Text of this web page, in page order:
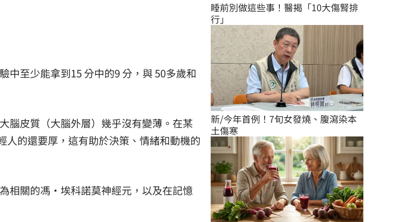
中至少能拿到15 分中的9 分，與 50多歲和
腦皮質（大腦外層）幾乎沒有變薄。在某
的還要厚，這有助於決策、情緒和動機的
相關的馮·埃科諾莫神經元，以及在記憶
睡前別做這些事！醫揭「10大傷腎排
行」
新/今年首例！7旬女發燒、腹瀉染本
土傷寒